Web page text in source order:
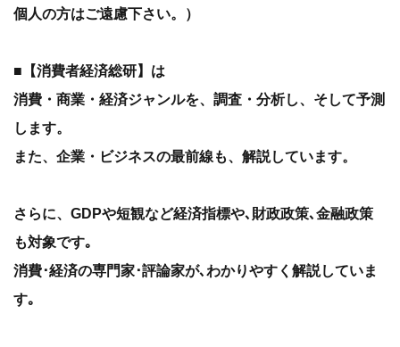
個人の方はご遠慮下さい。）
■【消費者経済総研】は
消費・商業・経済ジャンルを、調査・分析し、そして予測
します。
また、企業・ビジネスの最前線も、解説しています。
さらに、GDPや短観など経済指標や､財政政策､金融政策
も対象です｡
消費･経済の専門家･評論家が､わかりやすく解説していま
す｡